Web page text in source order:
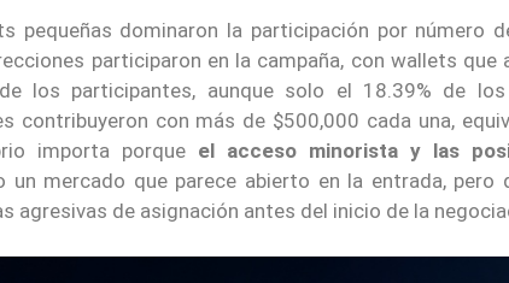
pequeñas dominaron la participación por número
participaron en la campaña, con wallets
los participantes, aunque solo el 18.39% de
contribuyeron con más de $500,000 cada una,
importa porque el acceso minorista y las
un mercado que parece abierto en la entrada,
agresivas de asignación antes del inicio de la